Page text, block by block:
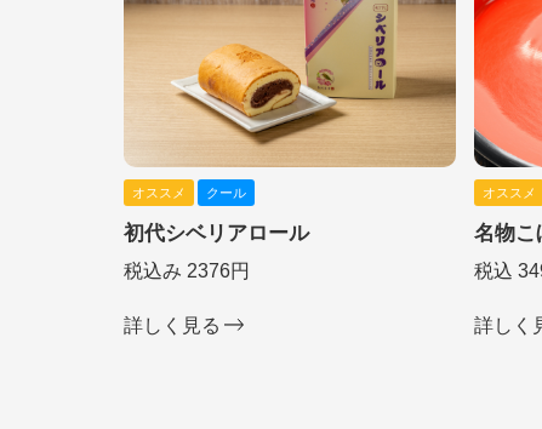
オススメ クール
初代シベリアロール
税込み 2376円
詳しく見る
オススメ
名物こ
税込
詳しく